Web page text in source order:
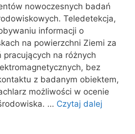
nowoczesnych badań
Teledetekcja,
informacji o
na powierzchni Ziemi za
pracujących na różnych
bez
z badanym obiektem,
możliwości w ocenie
… Czytaj dalej